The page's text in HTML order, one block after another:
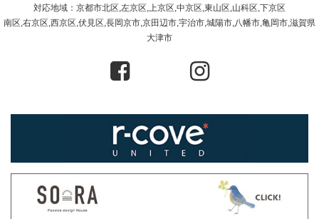
対応地域：京都市北区,左京区,上京区,中京区,東山区,山科区,下京区
南区,右京区,西京区,伏見区,長岡京市,京田辺市,宇治市,城陽市,八幡市,亀岡市,滋賀県
大津市